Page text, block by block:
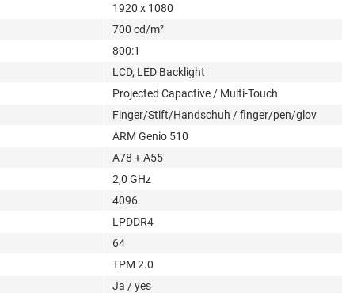
1920 x 1080
700 cd/m²
800:1
LCD, LED Backlight
Projected Capactive / Multi-Touch
Finger/Stift/Handschuh / finger/pen/glov
ARM Genio 510
A78 + A55
2,0 GHz
4096
LPDDR4
64
TPM 2.0
Ja / yes